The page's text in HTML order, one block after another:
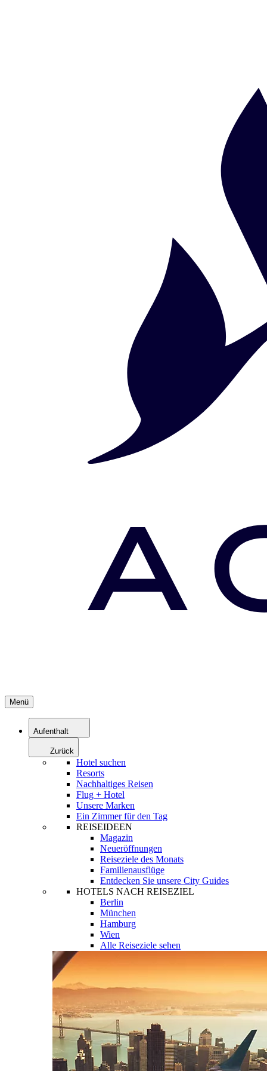
Menü
Aufenthalt
Zurück
Hotel suchen
Resorts
Nachhaltiges Reisen
Flug + Hotel
Unsere Marken
Ein Zimmer für den Tag
REISEIDEEN
Magazin
Neueröffnungen
Reiseziele des Monats
Familienausflüge
Entdecken Sie unsere City Guides
HOTELS NACH REISEZIEL
Berlin
München
Hamburg
Wien
Alle Reiseziele sehen